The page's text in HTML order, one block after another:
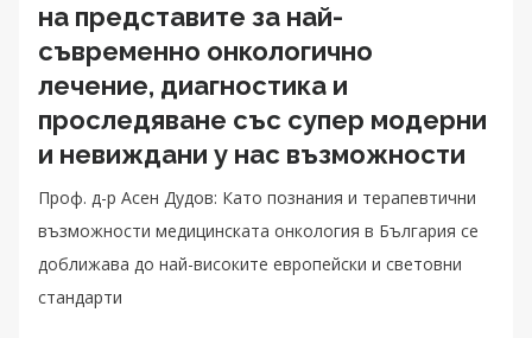
на представите за най-
съвременно онкологично
лечение, диагностика и
проследяване със супер модерни
и невиждани у нас възможности
Проф. д-р Асен Дудов: Като познания и терапевтични
възможности медицинската онкология в България се
доближава до най-високите европейски и световни
стандарти